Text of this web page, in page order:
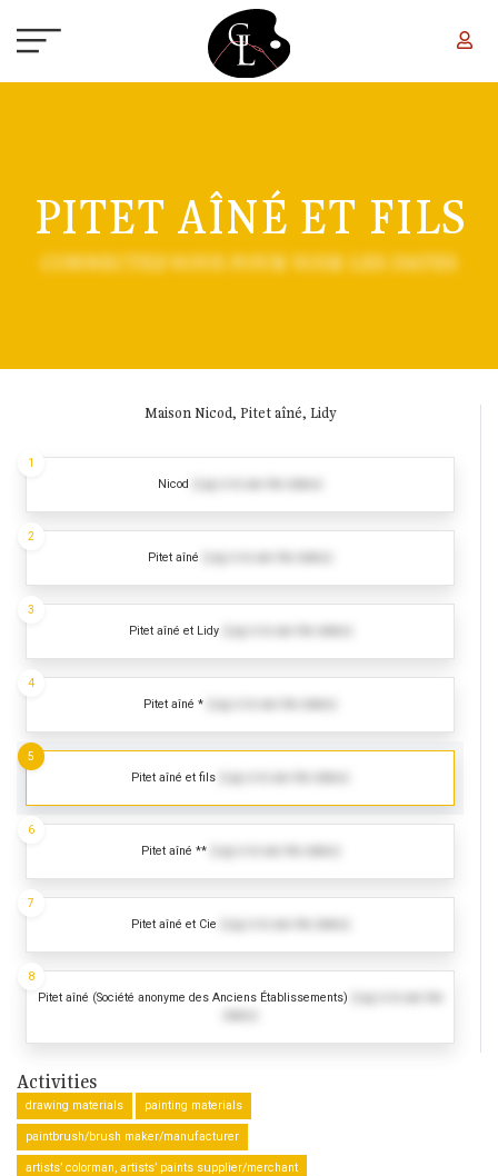
PITET AÎNÉ ET FILS
CONNECTEZ-VOUS POUR VOIR LES DATES
Maison Nicod, Pitet aîné, Lidy
Nicod
1
Pitet aîné
2
Pitet aîné et Lidy
3
Pitet aîné *
4
Pitet aîné et fils
5
Pitet aîné **
6
Pitet aîné et Cie
7
Pitet aîné (Société anonyme des Anciens Établissements)
8
Activities
drawing materials painting materials
paintbrush/brush maker/manufacturer
artists’ colorman, artists’ paints supplier/merchant